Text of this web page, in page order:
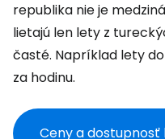
republika nie je
lietajú len lety z
časté. Napríklad lety
za hodinu.
Ceny a